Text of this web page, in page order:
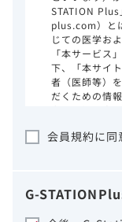
STATION
plus.com）と
じての医学お
「本サービス
下、「本サイ
者（医師等）
だくための情
事項をご熟読
ギリアド
細心の注
会員規約に同
G-STATION